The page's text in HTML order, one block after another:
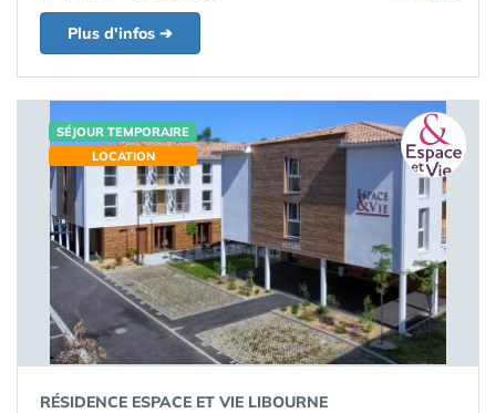
Plus d'infos ➔
SÉJOUR TEMPORAIRE
LOCATION
RÉSIDENCE ESPACE ET VIE LIBOURNE